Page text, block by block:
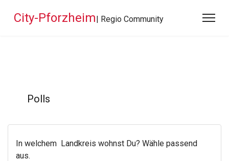
City-Pforzheim| Regio Community
Polls
In welchem Landkreis wohnst Du? Wähle passend
aus.